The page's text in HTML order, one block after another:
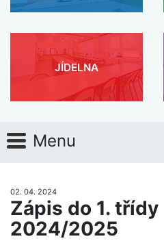
JÍDELNA
Menu
02. 04. 2024
Zápis do 1. třídy
2024/2025